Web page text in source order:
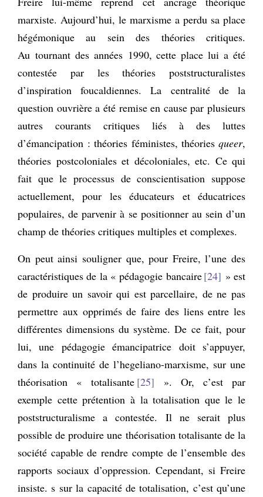
marxiste. Aujourd’hui, le marxisme a perdu sa place
hégémonique au sein des théories critiques.
Au tournant des années 1990, cette place lui a été
contestée par les théories poststructuralistes
d’inspiration foucaldiennes. La centralité de la
question ouvrière a été remise en cause par plusieurs
autres courants critiques liés à des luttes
d’émancipation : théories féministes, théories queer,
théories postcoloniales et décoloniales, etc. Ce qui
fait que le processus de conscientisation suppose
actuellement, pour les éducateurs et éducatrices
populaires, de parvenir à se positionner au sein d’un
champ de théories critiques multiples et complexes.
On peut ainsi souligner que, pour Freire, l’une des
caractéristiques de la « pédagogie bancaire 24 » est
de produire un savoir qui est parcellaire, de ne pas
permettre aux opprimés de faire des liens entre les
différentes dimensions du système. De ce fait, pour
lui, une pédagogie émancipatrice doit s’appuyer,
dans la continuité de l’hegeliano-marxisme, sur une
théorisation « totalisante 25
». Or, c’est par
exemple cette prétention à la totalisation que le le
poststructuralisme a contestée. Il ne serait plus
possible de produire une théorisation totalisante de la
société capable de rendre compte de l’ensemble des
rapports sociaux d’oppression. Cependant, si Freire
insiste. s sur la capacité de totalisation, c’est qu’une